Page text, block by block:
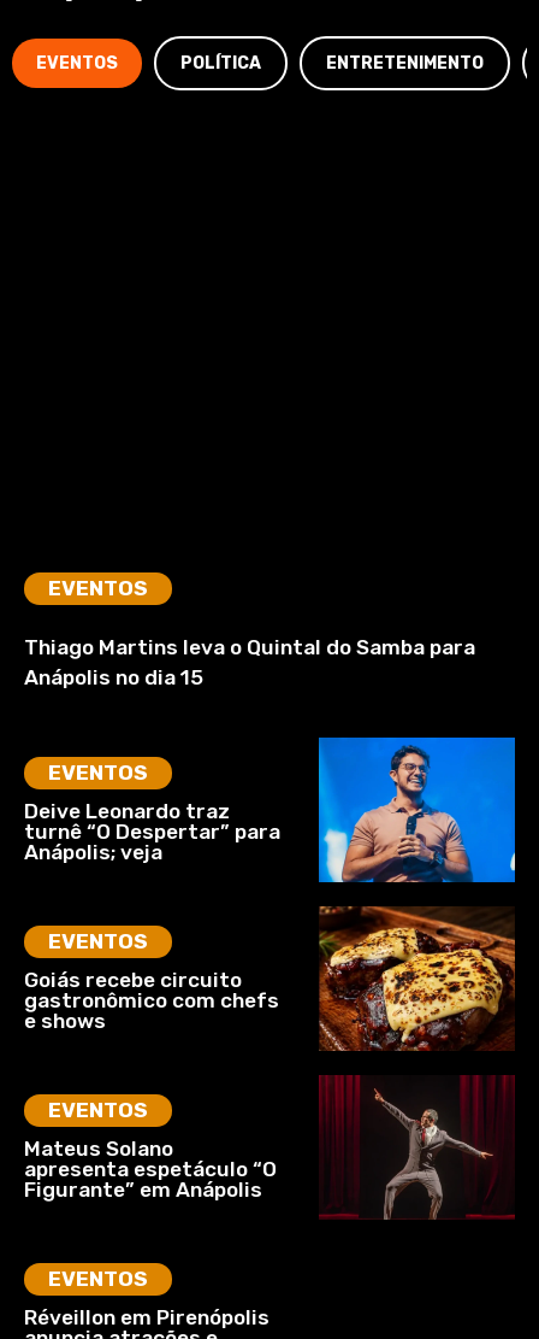
EVENTOS POLÍTICA ENTRETENIMENTO
EVENTOS
Thiago Martins leva o Quintal do Samba para
Anápolis no dia 15
EVENTOS
Deive Leonardo traz
turnê “O Despertar” para
Anápolis; veja
EVENTOS
Goiás recebe circuito
gastronômico com chefs
e shows
EVENTOS
Mateus Solano
apresenta espetáculo “O
Figurante” em Anápolis
EVENTOS
Réveillon em Pirenópolis